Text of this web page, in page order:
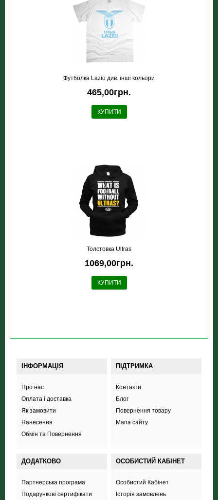
Футболка Lazio див. інші кольори
465,00грн.
КУПИТИ
Толстовка Ultras
1069,00грн.
КУПИТИ
ІНФОРМАЦІЯ
Про нас
Оплата і доставка
Як замовити
Нанесення
Обмін та Повернення
ПІДТРИМКА
Контакти
Блог
Повернення товару
Мапа сайту
ДОДАТКОВО
Партнерська програма
Подарункові сертифікати
ОСОБИСТИЙ КАБІНЕТ
Особистий Кабінет
Історія замовлень